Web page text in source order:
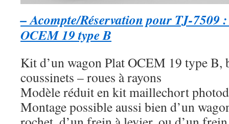
– Acompte/Réservation pour TJ-7509
OCEM 19 type B
Kit d’un wagon Plat OCEM 19 type B,
coussinets – roues à rayons
Modèle réduit en kit maillechort
Montage possible aussi bien d’un